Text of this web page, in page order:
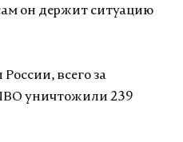
он держит ситуацию
всего за
уничтожили 239